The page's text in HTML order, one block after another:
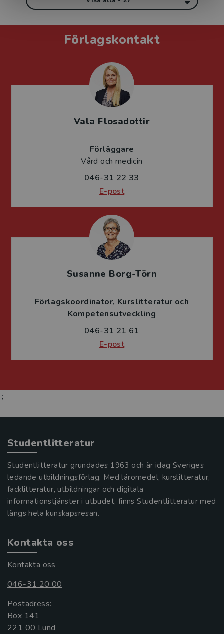
Förlagskontakt
Vala Flosadottir
Förläggare
Vård och medicin
046-31 22 33
E-post
Susanne Borg-Törn
Förlagskoordinator Kurslitteratur och
Kompetensutveckling
046-31 21 61
E-post
;
Studentlitteratur
Studentlitteratur grundades 1963 och är idag Sveriges
ledande utbildningsförlag. Med läromedel, kurslitteratur,
facklitteratur, utbildningar och digitala
informationstjänster i utbudet, finns Studentlitteratur med
längs hela kunskapsresan.
Kontakta oss
Kontakta oss
046-31 20 00
Postadress:
Box 141
221 00 Lund